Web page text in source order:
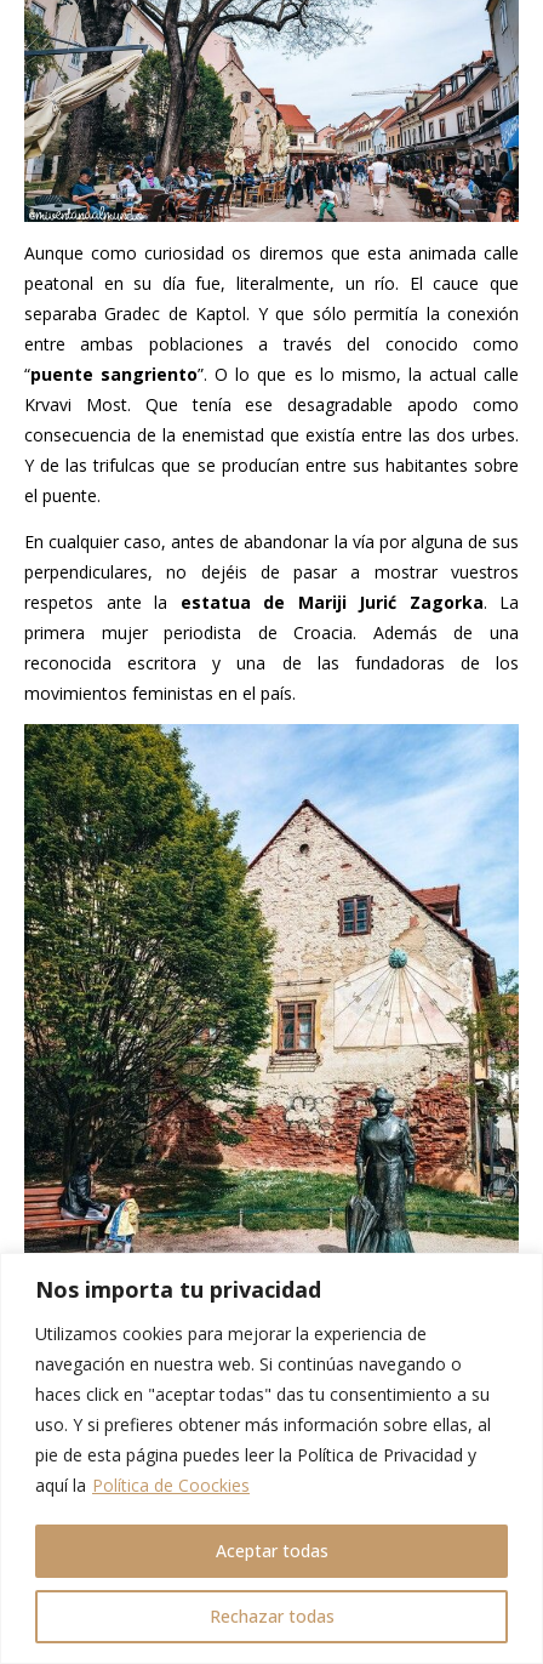
Nos importa tu privacidad
Utilizamos cookies para mejorar la experiencia de
navegación en nuestra web. Si continúas navegando o
haces click en "aceptar todas" das tu consentimiento a su
uso. Y si prefieres obtener más información sobre ellas, al
pie de esta página puedes leer la Política de Privacidad y
aquí la Política de Coockies
Rechazar todas
Aceptar todas
Aunque como curiosidad os diremos que esta animada calle
peatonal en su día fue, literalmente, un río. El cauce que
separaba Gradec de Kaptol. Y que sólo permitía la conexión
entre ambas poblaciones a través del conocido como
“puente sangriento”. O lo que es lo mismo, la actual calle
Krvavi Most. Que tenía ese desagradable apodo como
consecuencia de la enemistad que existía entre las dos urbes.
Y de las trifulcas que se producían entre sus habitantes sobre
el puente.
En cualquier caso, antes de abandonar la vía por alguna de sus
perpendiculares, no dejéis de pasar a mostrar vuestros
respetos ante la estatua de Mariji Jurić Zagorka. La
primera mujer periodista de Croacia. Además de una
reconocida escritora y una de las fundadoras de los
movimientos feministas en el país.
10. Mercado Dolac
Otra parada que no os recomendamos saltaros en cualquier
visita a Zagreb en un día es en elMercado Dolac. El principal
y más grande mercado diario de la ciudad. En el que bajo un
sinfín de sombrillas rojas incontables vendedores montan
cada día al alba sus puestos de productos frescos. Y
numerosos locales y turistas se acercan a hacer sus comprar.